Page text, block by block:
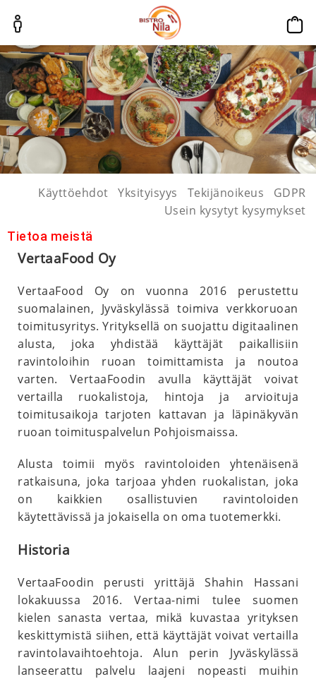
Käyttöehdot Yksityisyys Tekijänoikeus
GDPR
Usein kysytyt kysymykset
Tietoa meistä
VertaaFood Oy
VertaaFood Oy on vuonna 2016 perustettu
suomalainen, Jyväskylässä toimiva verkkoruoan
toimitusyritys. Yrityksellä on suojattu digitaalinen
alusta, joka yhdistää käyttäjät paikallisiin
ravintoloihin ruoan toimittamista ja noutoa
varten. VertaaFoodin avulla käyttäjät voivat
vertailla ruokalistoja, hintoja ja arvioituja
toimitusaikoja tarjoten kattavan ja läpinäkyvän
ruoan toimituspalvelun Pohjoismaissa.
Alusta toimii myös ravintoloiden yhtenäisenä
ratkaisuna, joka tarjoaa yhden ruokalistan, joka
on kaikkien osallistuvien ravintoloiden
käytettävissä ja jokaisella on oma tuotemerkki.
Historia
VertaaFoodin perusti yrittäjä Shahin Hassani
lokakuussa 2016. Vertaa-nimi tulee suomen
kielen sanasta vertaa, mikä kuvastaa yrityksen
keskittymistä siihen, että käyttäjät voivat vertailla
ravintolavaihtoehtoja. Alun perin Jyväskylässä
lanseerattu palvelu laajeni nopeasti muihin